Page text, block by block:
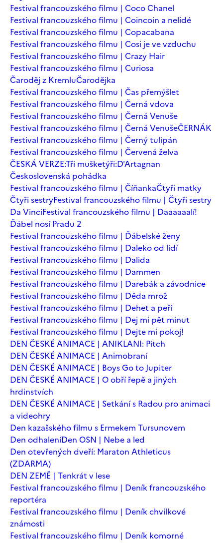
Festival francouzského filmu | Coco Chanel
Festival francouzského filmu | Coincoin a nelidé
Festival francouzského filmu | Copacabana
Festival francouzského filmu | Cosi je ve vzduchu
Festival francouzského filmu | Crazy Hair
Festival francouzského filmu | Curiosa
Čaroděj z KremluČarodějka
Festival francouzského filmu | Čas přemýšlet
Festival francouzského filmu | Černá vdova
Festival francouzského filmu | Černá Venuše
Festival francouzského filmu | Černá VenušeČERNÁK
Festival francouzského filmu | Černý tulipán
Festival francouzského filmu | Červená želva
ČESKÁ VERZE:Tři mušketýři:D'Artagnan
Československá pohádka
Festival francouzského filmu | ČíňankaČtyři matky
Čtyři sestryFestival francouzského filmu | Čtyři sestry
Da VinciFestival francouzského filmu | Daaaaaalí!
Ďábel nosí Pradu 2
Festival francouzského filmu | Ďábelské ženy
Festival francouzského filmu | Daleko od lidí
Festival francouzského filmu | Dalida
Festival francouzského filmu | Dammen
Festival francouzského filmu | Darebák a závodnice
Festival francouzského filmu | Děda mrož
Festival francouzského filmu | Dehet a peří
Festival francouzského filmu | Dej mi pět minut
Festival francouzského filmu | Dejte mi pokoj!
DEN ČESKÉ ANIMACE | ANIKLANI: Pitch
DEN ČESKÉ ANIMACE | Animobraní
DEN ČESKÉ ANIMACE | Boys Go to Jupiter
DEN ČESKÉ ANIMACE | O obří řepě a jiných
hrdinstvích
DEN ČESKÉ ANIMACE | Setkání s Radou pro animaci
a videohry
Den kazašského filmu s Ermekem Tursunovem
Den odhaleníDen OSN | Nebe a led
Den otevřených dveří: Maraton Athleticus
(ZDARMA)
DEN ZEMĚ | Tenkrát v lese
Festival francouzského filmu | Deník francouzského
reportéra
Festival francouzského filmu | Deník chvilkové
známosti
Festival francouzského filmu | Deník komorné